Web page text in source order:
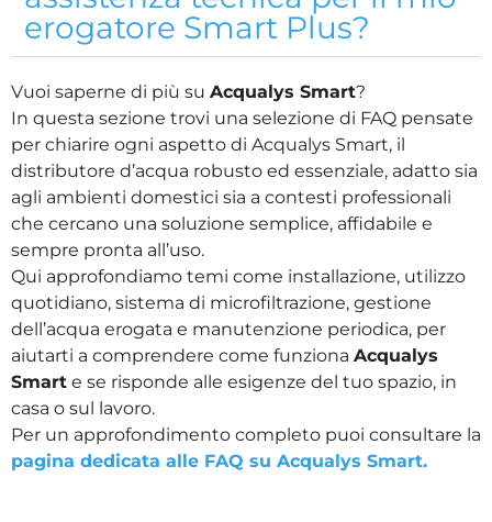
erogatore Smart Plus?
Vuoi saperne di più su Acqualys Smart?
In questa sezione trovi una selezione di FAQ pensate
per chiarire ogni aspetto di Acqualys Smart, il
distributore d’acqua robusto ed essenziale, adatto sia
agli ambienti domestici sia a contesti professionali
che cercano una soluzione semplice, affidabile e
sempre pronta all’uso.
Qui approfondiamo temi come installazione, utilizzo
quotidiano, sistema di microfiltrazione, gestione
dell’acqua erogata e manutenzione periodica, per
aiutarti a comprendere come funziona Acqualys
Smart e se risponde alle esigenze del tuo spazio, in
casa o sul lavoro.
Per un approfondimento completo puoi consultare la
pagina dedicata alle FAQ su Acqualys Smart.